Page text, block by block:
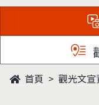
首頁 觀光文宣